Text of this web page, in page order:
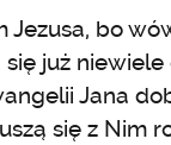
bo
już
Jana
się z Nim